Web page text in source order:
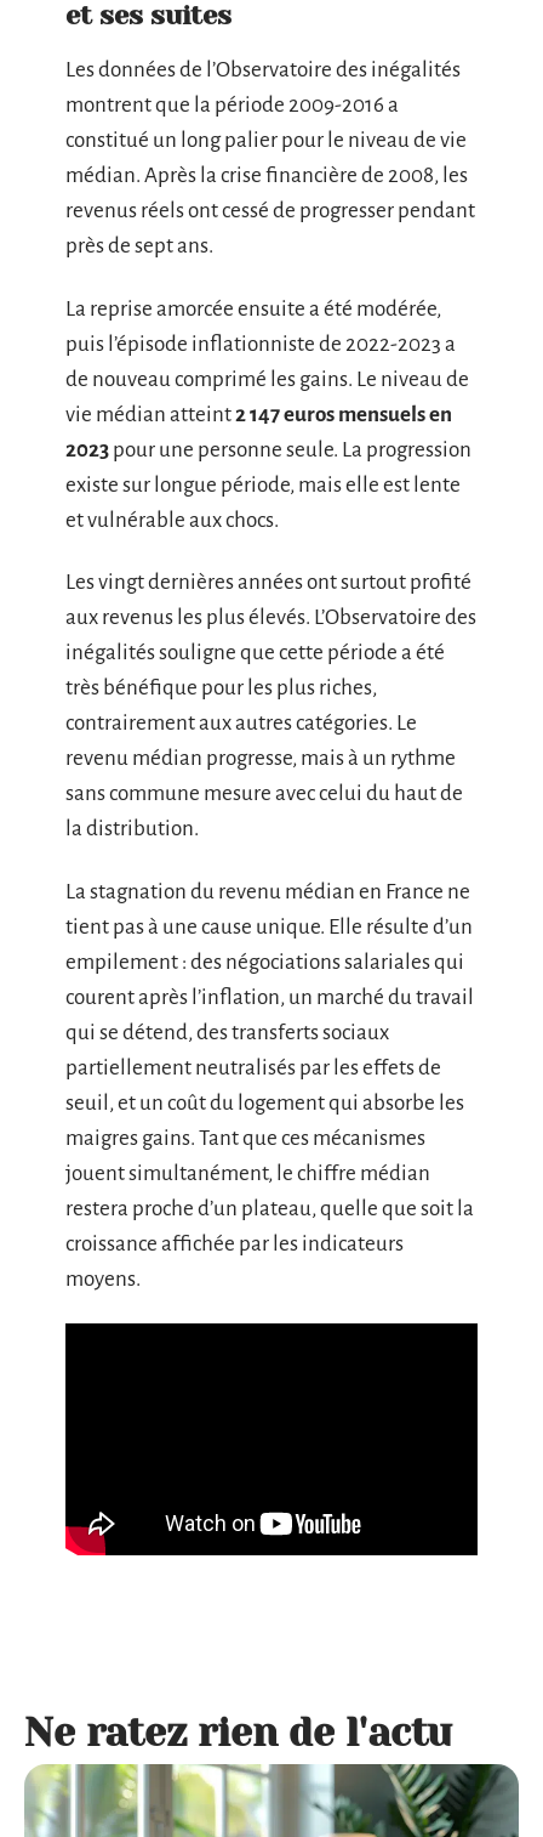
et ses suites
Les données de l’Observatoire des inégalités
montrent que la période 2009-2016 a
constitué un long palier pour le niveau de vie
médian. Après la crise financière de 2008, les
revenus réels ont cessé de progresser pendant
près de sept ans.
La reprise amorcée ensuite a été modérée,
puis l’épisode inflationniste de 2022-2023 a
de nouveau comprimé les gains. Le niveau de
vie médian atteint2 147 euros mensuels en
2023 pour une personne seule. La progression
existe sur longue période, mais elle est lente
et vulnérable aux chocs.
Les vingt dernières années ont surtout profité
aux revenus les plus élevés. L’Observatoire des
inégalités souligne que cette période a été
très bénéfique pour les plus riches,
contrairement aux autres catégories. Le
revenu médian progresse, mais à un rythme
sans commune mesure avec celui du haut de
la distribution.
La stagnation du revenu médian en France ne
tient pas à une cause unique. Elle résulte d’un
empilement : des négociations salariales qui
courent après l’inflation, un marché du travail
qui se détend, des transferts sociaux
partiellement neutralisés par les effets de
seuil, et un coût du logement qui absorbe les
maigres gains. Tant que ces mécanismes
jouent simultanément, le chiffre médian
restera proche d’un plateau, quelle que soit la
croissance affichée par les indicateurs
moyens.
Ne ratez rien de l'actu